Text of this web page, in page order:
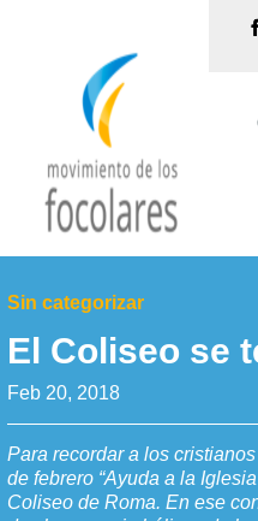
Sin categorizar
El Coliseo se
Feb 20, 2018
Para recordar a los
de febrero “Ayuda a la
Coliseo de Roma. En ese